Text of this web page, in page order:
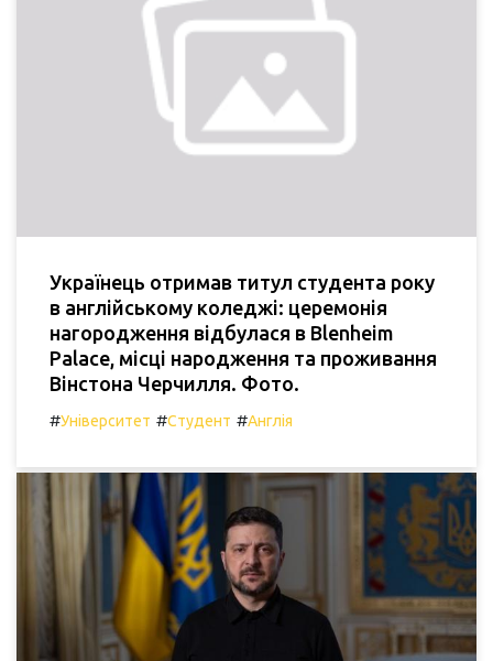
Українець отримав титул студента року
в англійському коледжі: церемонія
нагородження відбулася в Blenheim
Palace, місці народження та проживання
Вінстона Черчилля. Фото.
#Університет #Студент #Англія